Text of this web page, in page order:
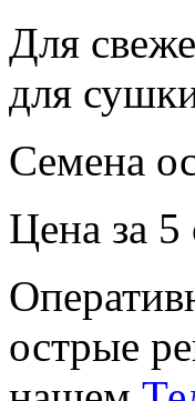
Для
для
Семена
Цена за 5
острые